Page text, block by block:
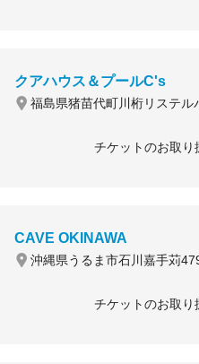
クアハウス＆プールC's
福島県猪苗代町川桁リステル
チケットのお取り
CAVE OKINAWA
沖縄県うるま市石川嘉手苅
チケットのお取り